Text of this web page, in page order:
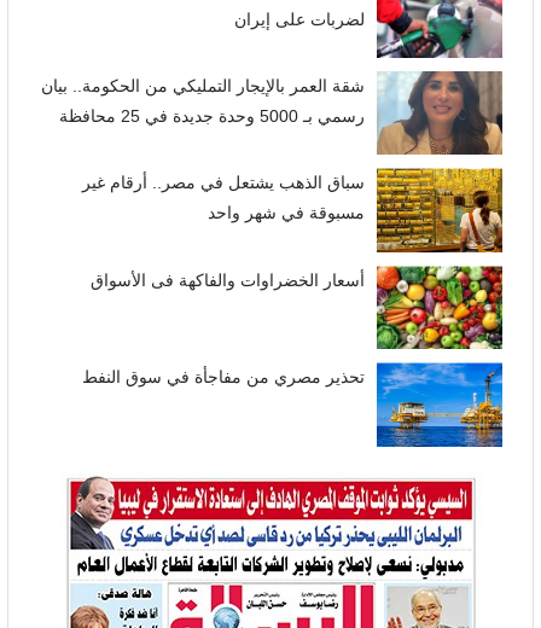
لضربات على إيران
شقة العمر بالإيجار التمليكي من الحكومة.. بيان
رسمي بـ 5000 وحدة جديدة في 25 محافظة
سباق الذهب يشتعل في مصر.. أرقام غير
مسبوقة في شهر واحد
أسعار الخضراوات والفاكهة فى الأسواق
تحذير مصري من مفاجأة في سوق النفط